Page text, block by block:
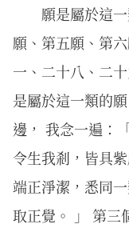
願是屬於這
願、第五願、第
一、二十八、二
是屬於這一類的
邊， 我念一遍：
令生我剎，皆具
端正淨潔，悉同
取正覺。 」 第三